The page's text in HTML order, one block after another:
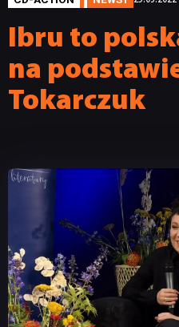
Ibru to
na
Tokarczuk